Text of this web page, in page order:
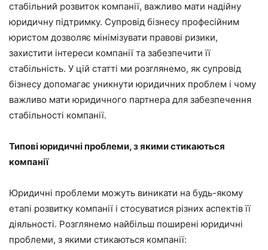
стабільний розвиток компанії, важливо мати надійну
юридичну підтримку. Супровід бізнесу професійним
юристом дозволяє мінімізувати правові ризики,
захистити інтереси компанії та забезпечити її
стабільність. У цій статті ми розглянемо, як супровід
бізнесу допомагає уникнути юридичних проблем і чому
важливо мати юридичного партнера для забезпечення
стабільності компанії.
Типові юридичні проблеми, з якими стикаються
компанії
Юридичні проблеми можуть виникати на будь-якому
етапі розвитку компанії і стосуватися різних аспектів її
діяльності. Розглянемо найбільш поширені юридичні
проблеми, з якими стикаються компанії: